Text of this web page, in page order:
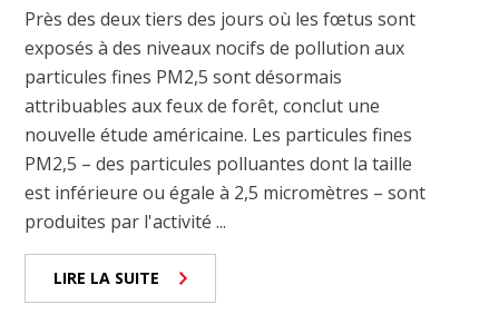
Près des deux tiers des jours où les fœtus sont
exposés à des niveaux nocifs de pollution aux
particules fines PM2,5 sont désormais
attribuables aux feux de forêt, conclut une
nouvelle étude américaine. Les particules fines
PM2,5 – des particules polluantes dont la taille
est inférieure ou égale à 2,5 micromètres – sont
produites par l'activité ...
LIRE LA SUITE